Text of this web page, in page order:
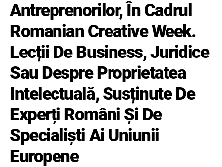
Antreprenorilor, În Cadrul
Romanian Creative Week.
Lecții De Business, Juridice
Sau Despre Proprietatea
Intelectuală, Susținute De
Experți Români Și De
Specialiști Ai Uniunii
Europene